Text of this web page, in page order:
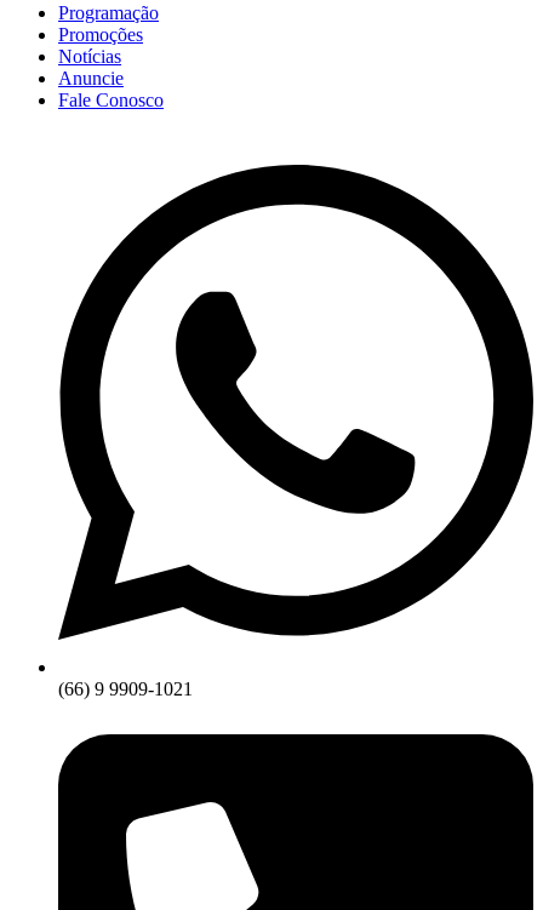
Programação
Promoções
Notícias
Anuncie
Fale Conosco
(66) 9 9909-1021